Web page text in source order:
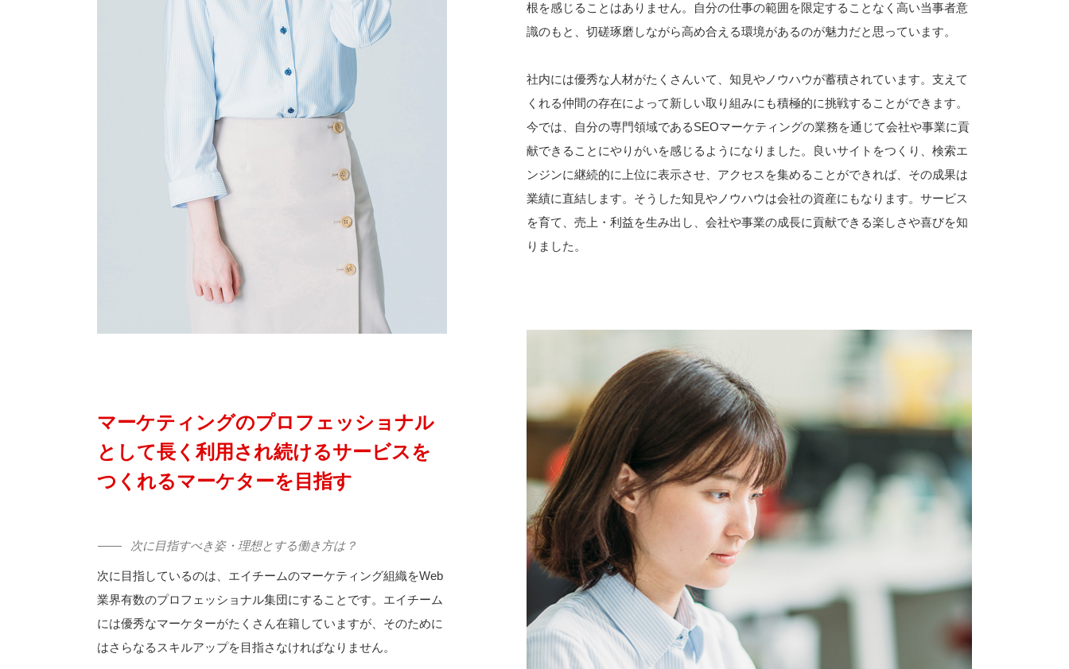
マーケティングのプロフェッショナル
として長く利用され続けるサービスを
つくれるマーケターを目指す
次に目指すべき姿・理想とする働き方は？
次に目指しているのは、エイチームのマーケティング組織をWeb
業界有数のプロフェッショナル集団にすることです。エイチーム
には優秀なマーケターがたくさん在籍していますが、そのために
はさらなるスキルアップを目指さなければなりません。
根を感じることはありません。自分の仕事の範囲を限定することなく高い当事者意
識のもと、切磋琢磨しながら高め合える環境があるのが魅力だと思っています。
社内には優秀な人材がたくさんいて、知見やノウハウが蓄積されています。支えて
くれる仲間の存在によって新しい取り組みにも積極的に挑戦することができます。
今では、自分の専門領域であるSEOマーケティングの業務を通じて会社や事業に貢
献できることにやりがいを感じるようになりました。良いサイトをつくり、検索エ
ンジンに継続的に上位に表示させ、アクセスを集めることができれば、その成果は
業績に直結します。そうした知見やノウハウは会社の資産にもなります。サービス
を育て、売上・利益を生み出し、会社や事業の成長に貢献できる楽しさや喜びを知
りました。